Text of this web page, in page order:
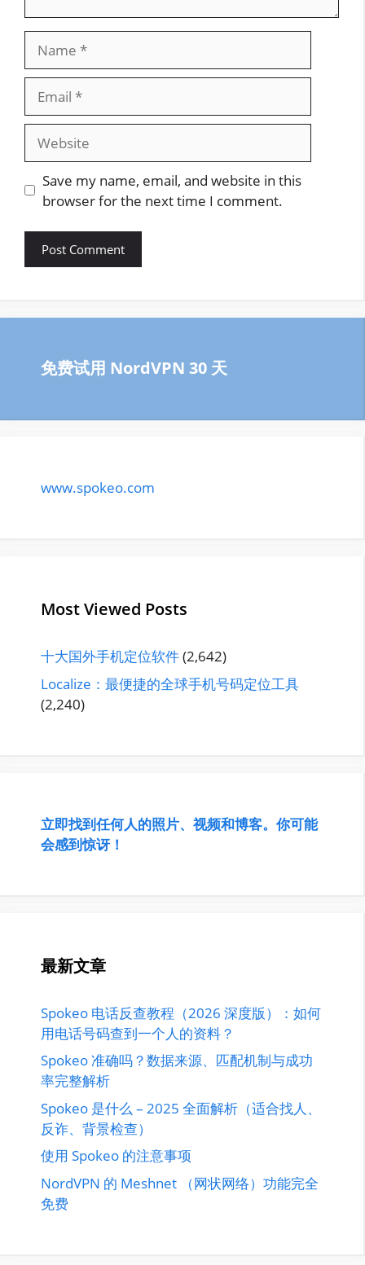
Website
Save my name, email, and website in this
browser for the next time I comment.
免费试用 NordVPN 30 天
www.spokeo.com
Most Viewed Posts
十大国外手机定位软件(2,642)
Localize：最便捷的全球手机号码定位工具
(2,240)
立即找到任何人的照片、视频和博客。你可能
会感到惊讶！
最新文章
Spokeo 电话反查教程（2026 深度版）：如何
用电话号码查到一个人的资料？
Spokeo 准确吗？数据来源、匹配机制与成功
率完整解析
Spokeo 是什么 – 2025 全面解析（适合找人、
反诈、背景检查）
使用 Spokeo 的注意事项
NordVPN 的 Meshnet （网状网络）功能完全
免费